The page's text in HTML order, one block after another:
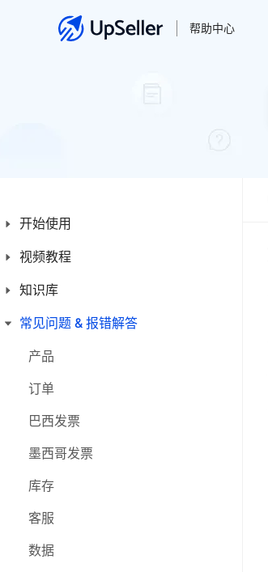
帮助中心
开始使用
新手入门指南
新手操作指引
平台简介
视频教程
产品
订单
发票
库存
客服
数据
财务
移动APP
设置
知识库
首页
产品
订单
巴西发票
墨西哥发票
采购
库存
客服
常见问题 & 报错解答
产品
订单
巴西发票
墨西哥发票
库存
客服
数据